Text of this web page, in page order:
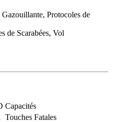
Protocoles de
de Scarabées, Vol
Capacités
Touches Fatales